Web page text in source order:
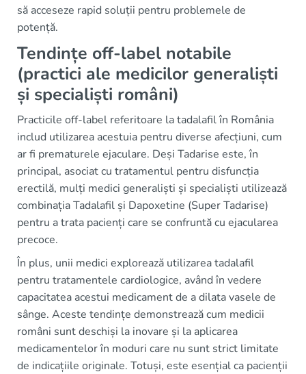
să acceseze rapid soluții pentru problemele de
potență.
Tendințe off-label notabile
(practici ale medicilor generaliști
și specialiști români)
Practicile off-label referitoare la tadalafil în România
includ utilizarea acestuia pentru diverse afecțiuni, cum
ar fi prematurele ejaculare. Deși Tadarise este, în
principal, asociat cu tratamentul pentru disfuncția
erectilă, mulți medici generaliști și specialiști utilizează
combinația Tadalafil și Dapoxetine (Super Tadarise)
pentru a trata pacienți care se confruntă cu ejacularea
precoce.
În plus, unii medici explorează utilizarea tadalafil
pentru tratamentele cardiologice, având în vedere
capacitatea acestui medicament de a dilata vasele de
sânge. Aceste tendințe demonstrează cum medicii
români sunt deschiși la inovare și la aplicarea
medicamentelor în moduri care nu sunt strict limitate
de indicațiile originale. Totuși, este esențial ca pacienții